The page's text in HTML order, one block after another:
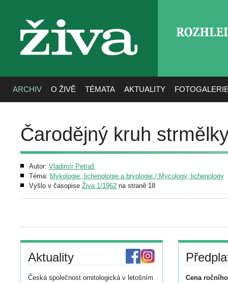
živa
ARCHIV O ŽIVĚ TÉMATA AKTUALITY
Čarodějný kruh
Autor: Vladimír Petraš
Téma: Mykologie, lichenologie a bryologie / Mycology, lichenology
Vyšlo v časopise Živa 1/1962 na straně 18
Aktuality
Česká společnost ornitologická v letošním
Cena